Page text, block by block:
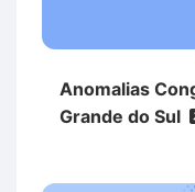
Anomalias
Grande do Sul